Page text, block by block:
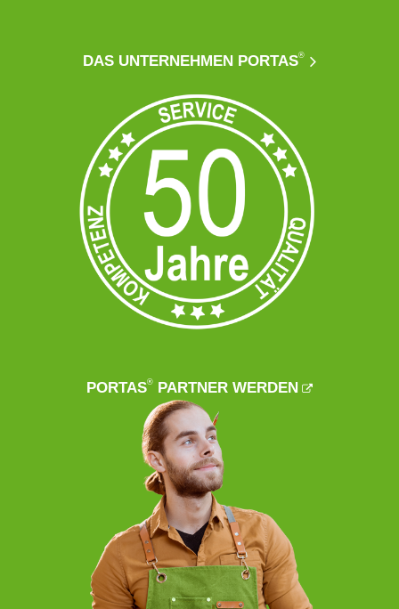
DAS UNTERNEHMEN PORTAS®
PORTAS® PARTNER WERDEN